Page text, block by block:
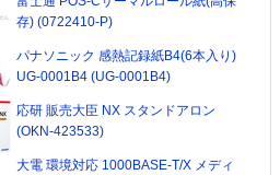
存) (0722410-P)
パナソニック 感熱記録紙B4(6本入り)
UG-0001B4 (UG-0001B4)
応研 販売大臣 NX スタンドアロン
(OKN-423533)
大電 環境対応 1000BASE-T/X メディ